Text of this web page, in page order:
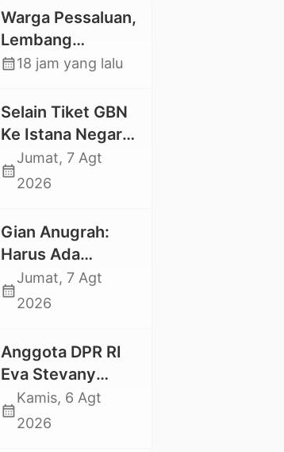
Warga Pessaluan,
Lembang
Gandangbatu
Jalan Kabupaten
calendar_month18 jam yang lalu
Selain Tiket GBN
Ke Istana Negara,
Mahasiswa UKI
Toraja Oktavia
Pekan Seni
Mahasiswa
calendar_month
Jumat, 7 Agt
2026
Gian Anugrah:
Harus Ada
Kepastian Hukum
Hilangnya Stoner,
tidak Larut dalam
Trauma dan
Kesedihan
Berkepanjangan
calendar_month
Jumat, 7 Agt
2026
Anggota DPR RI
Eva Stevany
Rataba Salurkan
Bantuan Bagi
calendar_month
Kamis, 6 Agt
2026